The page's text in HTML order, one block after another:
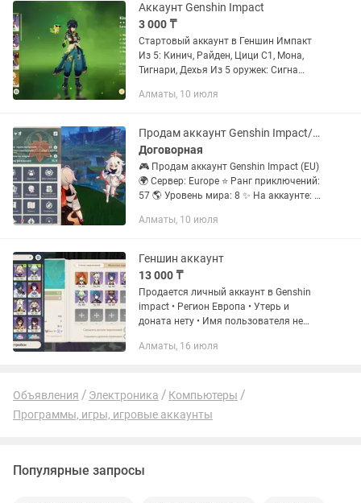
Аккаунт Genshin Impact
3 000 ₸
Стартовый аккаунт в Геншин Импакт
Из 5: Кинич, Райден, Цици С1, Мона,
Тигнари, Дехья Из 5 оружек: Сигна
Тома, Сара и Шёврез 100% гарант на
Алматы, 10 июля
Продам аккаунт Genshin Impact/Геншин
Договорная
🎮 Продам аккаунт Genshin Impact (EU)
🌍 Сервер: Europe ⭐ Ранг приключений:
57 🌎 Уровень мира: 8 ✨ На аккаунте: ⭐
Кадзуху, Е Лань, Аль-Хайтама, Навию,
Алматы, 10 июля
Геншин аккаунт
13 000 ₸
Продается личный аккаунт в Genshin
impact • Регион Европа • Утерь и
доната нету • Имя пользователя не
в привязках
Алматы, 16 июля
Объявления Электроника
Компьютеры
Программы, игры, игровые аккаунты
Популярные запросы